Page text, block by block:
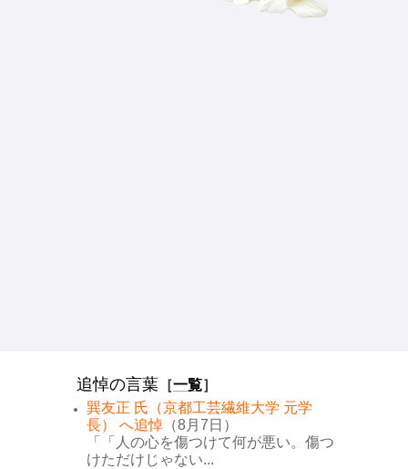
追悼の言葉 ［一覧］
巽友正 氏（京都工芸繊維大学 元学
長） へ追悼 （8月7日）
「「人の心を傷つけて何が悪い。傷つ
けただけじゃない...